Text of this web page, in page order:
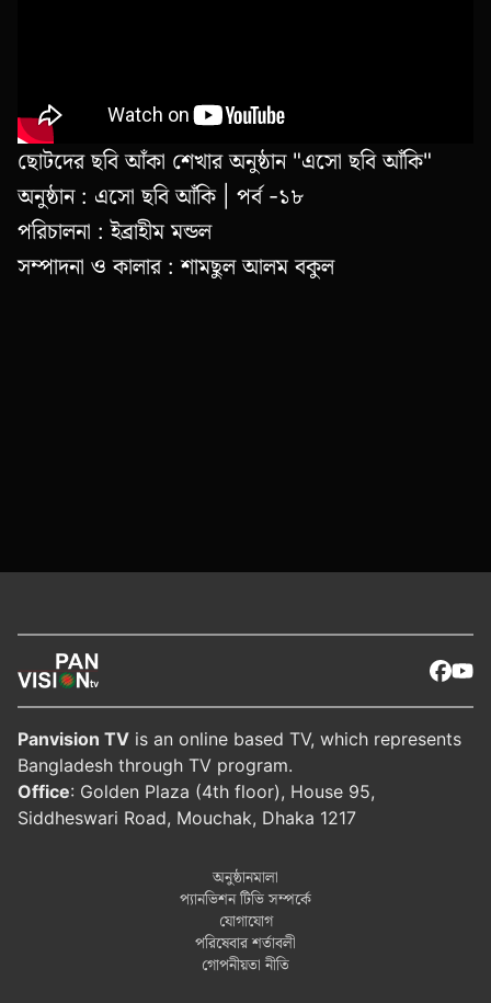
ছোটদের ছবি আঁকা শেখার অনুষ্ঠান "এসো ছবি আঁকি"
অনুষ্ঠান : এসো ছবি আঁকি | পর্ব -১৮
পরিচালনা : ইব্রাহীম মন্ডল
সম্পাদনা ও কালার : শামছুল আলম বকুল
Panvision TV is an online based TV, which represents
Bangladesh through TV program.
Office: Golden Plaza (4th floor), House 95,
Siddheswari Road, Mouchak, Dhaka 1217
অনুষ্ঠানমালা
প্যানভিশন টিভি সম্পর্কে
যোগাযোগ
পরিষেবার শর্তাবলী
গোপনীয়তা নীতি